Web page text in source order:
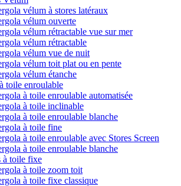
vélum à stores latéraux
vélum ouverte
vélum rétractable vue sur mer
vélum rétractable
vélum vue de nuit
vélum toit plat ou en pente
vélum étanche
toile enroulable
à toile enroulable automatisée
à toile inclinable
à toile enroulable blanche
à toile fine
à toile enroulable avec Stores Screen
à toile enroulable blanche
à toile fixe
à toile zoom toit
à toile fixe classique